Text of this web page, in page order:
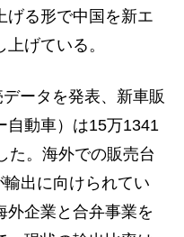
げる形で中国を新エ
げている。
ータを発表、新車販
自動車）は15万1341
た。海外での販売台
出に向けられてい
外企業と合弁事業を